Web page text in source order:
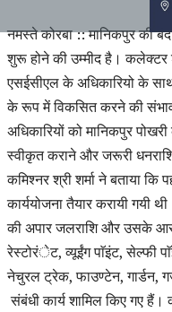
नमस्ते कोरबा :: मानिकपुर की
शुरू होने की उम्मीद है। कलेक्टर
एसईसीएल के अधिकारियो के
के रूप में विकसित करने की
अधिकारियों को मानिकपुर
स्वीकृत कराने और जरूरी
कमिश्नर श्री शर्मा ने बताया
कार्ययोजना तैयार करायी गयी
की अपार जलराशि और उसके
रेस्टोरंेट, व्यूईंग पाॅइंट, सेल्फी
नेचुरल ट्रेक, फाउण्टेन, गार्डन,
संबंधी कार्य शामिल किए गए